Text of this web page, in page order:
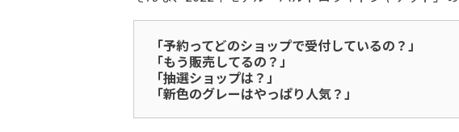
「予約ってどのショップで受付しているの？」
「もう販売してるの？」
「抽選ショップは？」
「新色のグレーはやっぱり人気？」